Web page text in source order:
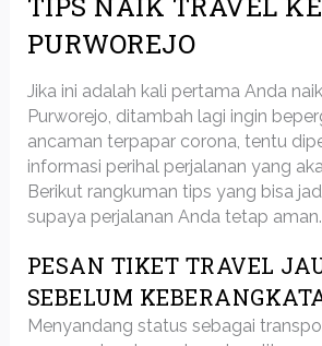
PURWOREJO
Jika ini adalah kali pertama Anda
Purworejo, ditambah lagi ingin
ancaman terpapar corona, tentu
informasi perihal perjalanan yang
Berikut rangkuman tips yang bisa
supaya perjalanan Anda tetap aman.
PESAN TIKET TRAVEL
SEBELUM
Menyandang status sebagai